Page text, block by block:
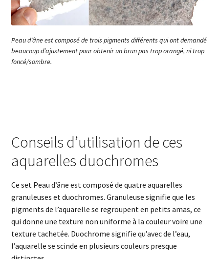
Peau d’âne est composé de trois pigments différents qui ont demandé
beaucoup d’ajustement pour obtenir un brun pas trop orangé, ni trop
foncé/sombre.
Conseils d’utilisation de ces
aquarelles duochromes
Ce set Peau d’âne est composé de quatre aquarelles
granuleuses et duochromes. Granuleuse signifie que les
pigments de l’aquarelle se regroupent en petits amas, ce
qui donne une texture non uniforme à la couleur voire une
texture tachetée. Duochrome signifie qu’avec de l’eau,
l’aquarelle se scinde en plusieurs couleurs presque